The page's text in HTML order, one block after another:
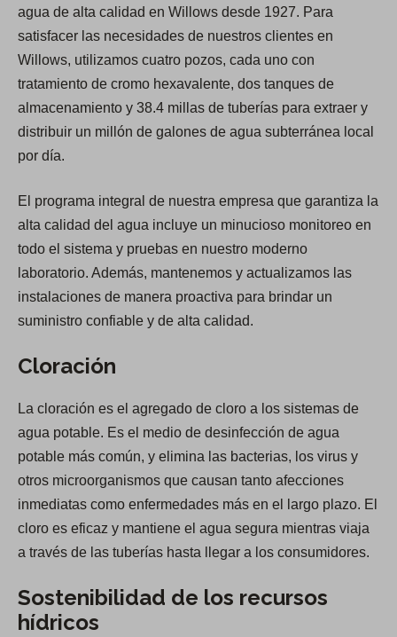
agua de alta calidad en Willows desde 1927. Para
satisfacer las necesidades de nuestros clientes en
Willows, utilizamos cuatro pozos, cada uno con
tratamiento de cromo hexavalente, dos tanques de
almacenamiento y 38.4 millas de tuberías para extraer y
distribuir un millón de galones de agua subterránea local
por día.
El programa integral de nuestra empresa que garantiza la
alta calidad del agua incluye un minucioso monitoreo en
todo el sistema y pruebas en nuestro moderno
laboratorio. Además, mantenemos y actualizamos las
instalaciones de manera proactiva para brindar un
suministro confiable y de alta calidad.
Cloración
La cloración es el agregado de cloro a los sistemas de
agua potable. Es el medio de desinfección de agua
potable más común, y elimina las bacterias, los virus y
otros microorganismos que causan tanto afecciones
inmediatas como enfermedades más en el largo plazo. El
cloro es eficaz y mantiene el agua segura mientras viaja
a través de las tuberías hasta llegar a los consumidores.
Sostenibilidad de los recursos
hídricos